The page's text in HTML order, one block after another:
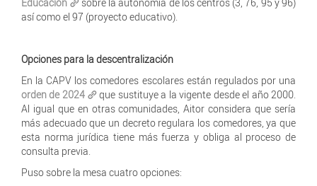
así como el 97 (proyecto educativo).
Opciones para la descentralización
En la CAPV los comedores escolares están regulados por una
orden de 2024
que sustituye a la vigente desde el año 2000.
Al igual que en otras comunidades, Aitor considera que sería
más adecuado que un decreto regulara los comedores, ya que
esta norma jurídica tiene más fuerza y obliga al proceso de
consulta previa.
Puso sobre la mesa cuatro opciones: